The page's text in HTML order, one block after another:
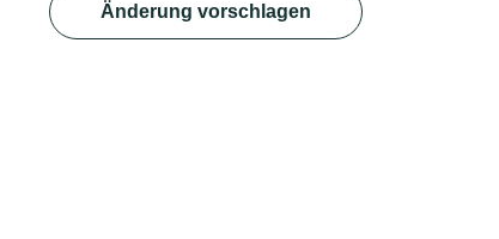
Änderung vorschlagen